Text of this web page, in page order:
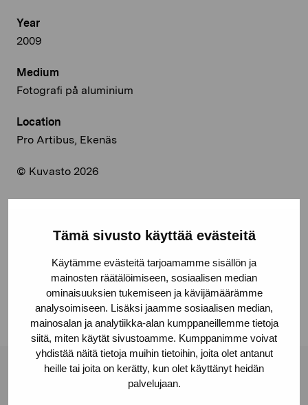
Tämä sivusto käyttää evästeitä
Käytämme evästeitä tarjoamamme sisällön ja
mainosten räätälöimiseen, sosiaalisen median
ominaisuuksien tukemiseen ja kävijämäärämme
analysoimiseen. Lisäksi jaamme sosiaalisen median,
mainosalan ja analytiikka-alan kumppaneillemme tietoja
siitä, miten käytät sivustoamme. Kumppanimme voivat
yhdistää näitä tietoja muihin tietoihin, joita olet antanut
heille tai joita on kerätty, kun olet käyttänyt heidän
palvelujaan.
Year
2009
Medium
Fotografi på aluminium
Location
Pro Artibus, Ekenäs
© Kuvasto 2026
Facebook
Linkedin
Pro Artibus Foundation